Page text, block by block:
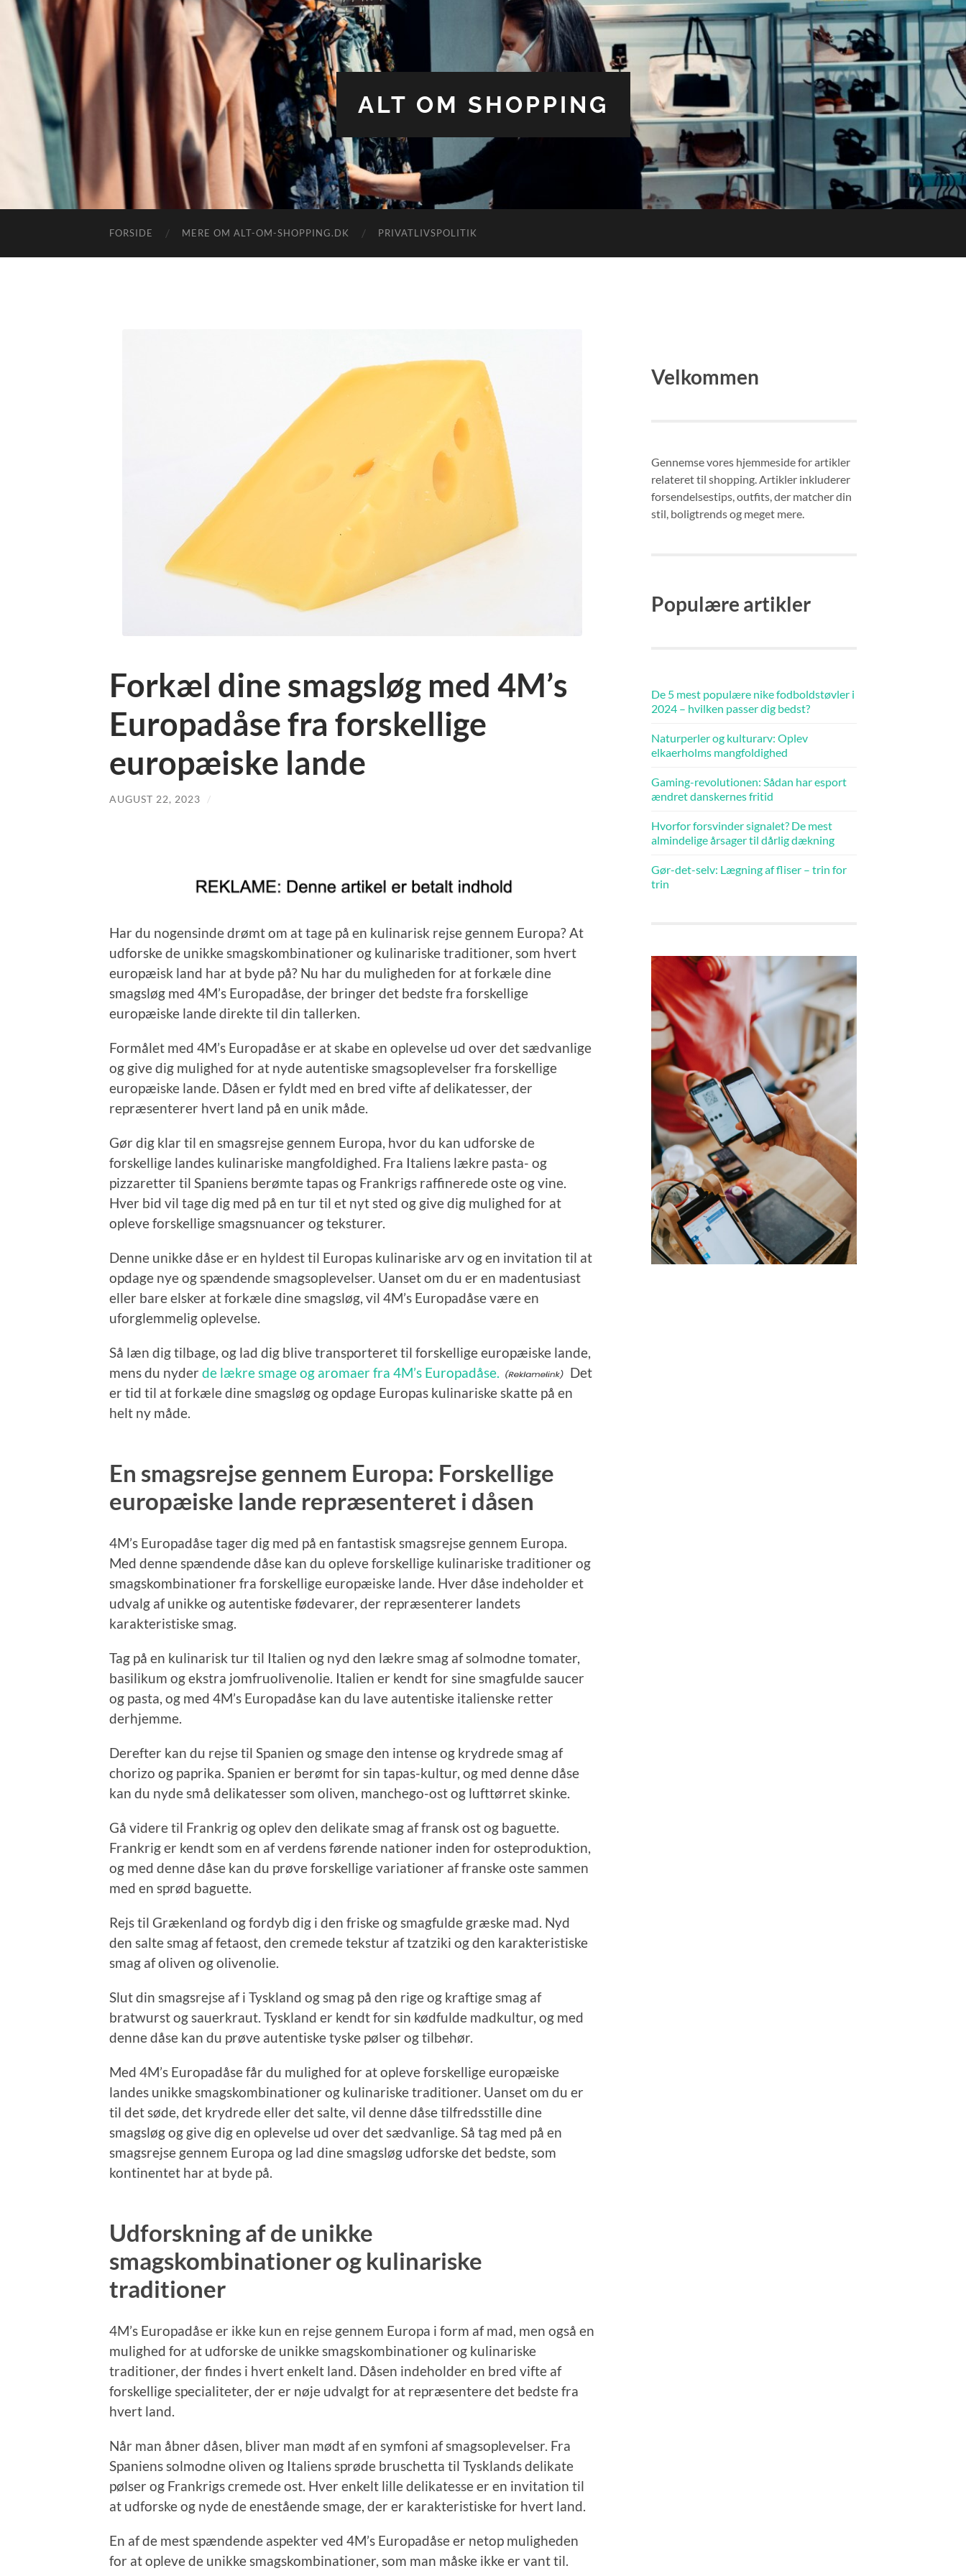
ALT OM SHOPPING
FORSIDE MERE OM ALT-OM-SHOPPING.DK PRIVATLIVSPOLITIK
Forkæl dine smagsløg med 4M’s
Europadåse fra forskellige
europæiske lande
AUGUST 22, 2023 /
Har du nogensinde drømt om at tage på en kulinarisk rejse gennem Europa? At
udforske de unikke smagskombinationer og kulinariske traditioner, som hvert
europæisk land har at byde på? Nu har du muligheden for at forkæle dine
smagsløg med 4M’s Europadåse, der bringer det bedste fra forskellige
europæiske lande direkte til din tallerken.
Formålet med 4M’s Europadåse er at skabe en oplevelse ud over det sædvanlige
og give dig mulighed for at nyde autentiske smagsoplevelser fra forskellige
europæiske lande. Dåsen er fyldt med en bred vifte af delikatesser, der
repræsenterer hvert land på en unik måde.
Gør dig klar til en smagsrejse gennem Europa, hvor du kan udforske de
forskellige landes kulinariske mangfoldighed. Fra Italiens lækre pasta- og
pizzaretter til Spaniens berømte tapas og Frankrigs raffinerede oste og vine.
Hver bid vil tage dig med på en tur til et nyt sted og give dig mulighed for at
opleve forskellige smagsnuancer og teksturer.
Denne unikke dåse er en hyldest til Europas kulinariske arv og en invitation til at
opdage nye og spændende smagsoplevelser. Uanset om du er en madentusiast
eller bare elsker at forkæle dine smagsløg, vil 4M’s Europadåse være en
uforglemmelig oplevelse.
Så læn dig tilbage, og lad dig blive transporteret til forskellige europæiske lande,
mens du nyder de lækre smage og aromaer fra 4M’s Europadåse.
Det
er tid til at forkæle dine smagsløg og opdage Europas kulinariske skatte på en
helt ny måde.
En smagsrejse gennem Europa: Forskellige
europæiske lande repræsenteret i dåsen
4M’s Europadåse tager dig med på en fantastisk smagsrejse gennem Europa.
Med denne spændende dåse kan du opleve forskellige kulinariske traditioner og
smagskombinationer fra forskellige europæiske lande. Hver dåse indeholder et
udvalg af unikke og autentiske fødevarer, der repræsenterer landets
karakteristiske smag.
Tag på en kulinarisk tur til Italien og nyd den lækre smag af solmodne tomater,
basilikum og ekstra jomfruolivenolie. Italien er kendt for sine smagfulde saucer
og pasta, og med 4M’s Europadåse kan du lave autentiske italienske retter
derhjemme.
Derefter kan du rejse til Spanien og smage den intense og krydrede smag af
chorizo og paprika. Spanien er berømt for sin tapas-kultur, og med denne dåse
kan du nyde små delikatesser som oliven, manchego-ost og lufttørret skinke.
Gå videre til Frankrig og oplev den delikate smag af fransk ost og baguette.
Frankrig er kendt som en af verdens førende nationer inden for osteproduktion,
og med denne dåse kan du prøve forskellige variationer af franske oste sammen
med en sprød baguette.
Rejs til Grækenland og fordyb dig i den friske og smagfulde græske mad. Nyd
den salte smag af fetaost, den cremede tekstur af tzatziki og den karakteristiske
smag af oliven og olivenolie.
Slut din smagsrejse af i Tyskland og smag på den rige og kraftige smag af
bratwurst og sauerkraut. Tyskland er kendt for sin kødfulde madkultur, og med
denne dåse kan du prøve autentiske tyske pølser og tilbehør.
Med 4M’s Europadåse får du mulighed for at opleve forskellige europæiske
landes unikke smagskombinationer og kulinariske traditioner. Uanset om du er
til det søde, det krydrede eller det salte, vil denne dåse tilfredsstille dine
smagsløg og give dig en oplevelse ud over det sædvanlige. Så tag med på en
smagsrejse gennem Europa og lad dine smagsløg udforske det bedste, som
kontinentet har at byde på.
Udforskning af de unikke
smagskombinationer og kulinariske
traditioner
4M’s Europadåse er ikke kun en rejse gennem Europa i form af mad, men også en
mulighed for at udforske de unikke smagskombinationer og kulinariske
traditioner, der findes i hvert enkelt land. Dåsen indeholder en bred vifte af
forskellige specialiteter, der er nøje udvalgt for at repræsentere det bedste fra
hvert land.
Når man åbner dåsen, bliver man mødt af en symfoni af smagsoplevelser. Fra
Spaniens solmodne oliven og Italiens sprøde bruschetta til Tysklands delikate
pølser og Frankrigs cremede ost. Hver enkelt lille delikatesse er en invitation til
at udforske og nyde de enestående smage, der er karakteristiske for hvert land.
En af de mest spændende aspekter ved 4M’s Europadåse er netop muligheden
for at opleve de unikke smagskombinationer, som man måske ikke er vant til.
Velkommen
Gennemse vores hjemmeside for artikler
relateret til shopping. Artikler inkluderer
forsendelsestips, outfits, der matcher din
stil, boligtrends og meget mere.
Populære artikler
De 5 mest populære nike fodboldstøvler i
2024 – hvilken passer dig bedst?
Naturperler og kulturarv: Oplev
elkaerholms mangfoldighed
Gaming-revolutionen: Sådan har esport
ændret danskernes fritid
Hvorfor forsvinder signalet? De mest
almindelige årsager til dårlig dækning
Gør-det-selv: Lægning af fliser – trin for
trin